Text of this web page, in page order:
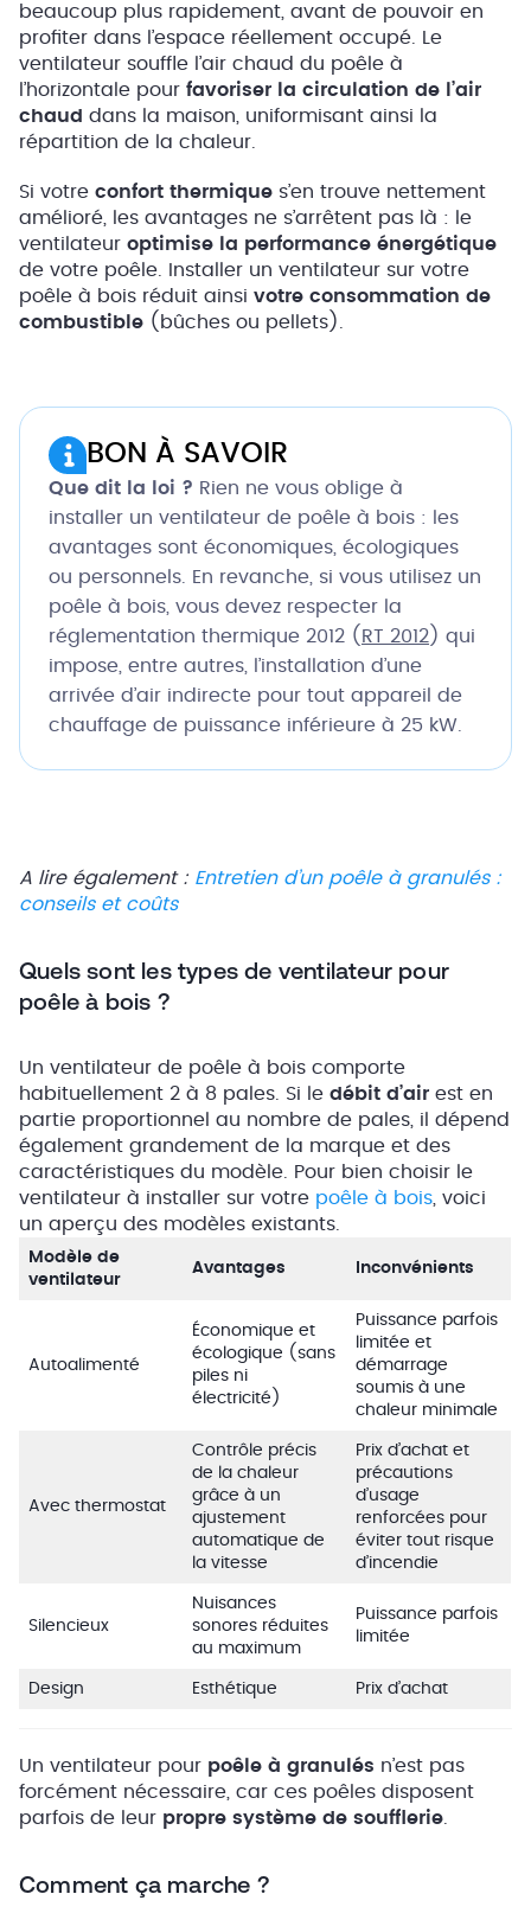
beaucoup plus rapidement, avant de pouvoir en
profiter dans l’espace réellement occupé. Le
ventilateur souffle l’air chaud du poêle à
l’horizontale pour favoriser la circulation de l’air
chaud dans la maison, uniformisant ainsi la
répartition de la chaleur.
Si votre confort thermique s’en trouve nettement
amélioré, les avantages ne s’arrêtent pas là : le
ventilateur optimise la performance énergétique
de votre poêle. Installer un ventilateur sur votre
poêle à bois réduit ainsi votre consommation de
combustible (bûches ou pellets).
BON À SAVOIR
Que dit la loi ? Rien ne vous oblige à
installer un ventilateur de poêle à bois : les
avantages sont économiques, écologiques
ou personnels. En revanche, si vous utilisez un
poêle à bois, vous devez respecter la
réglementation thermique 2012 ( RT 2012 ) qui
impose, entre autres, l’installation d’une
arrivée d’air indirecte pour tout appareil de
chauffage de puissance inférieure à 25 kW.
A lire également : Entretien d’un poêle à granulés :
conseils et coûts
Quels sont les types de ventilateur pour
poêle à bois ?
Un ventilateur de poêle à bois comporte
habituellement 2 à 8 pales. Si le débit d’air est en
partie proportionnel au nombre de pales, il dépend
également grandement de la marque et des
caractéristiques du modèle. Pour bien choisir le
ventilateur à installer sur votre poêle à bois , voici
un aperçu des modèles existants.
Modèle de
ventilateur
Avantages Inconvénients
Autoalimenté
Économique et
écologique (sans
piles ni
électricité)
Puissance parfois
limitée et
démarrage
soumis à une
chaleur minimale
Avec thermostat
Contrôle précis
de la chaleur
grâce à un
ajustement
automatique de
la vitesse
Prix d’achat et
précautions
d’usage
renforcées pour
éviter tout risque
d’incendie
Silencieux
Nuisances
sonores réduites
au maximum
Puissance parfois
limitée
Design Esthétique Prix d’achat
Un ventilateur pour poêle à granulés n’est pas
forcément nécessaire, car ces poêles disposent
parfois de leur propre système de soufflerie
Comment ça marche ?